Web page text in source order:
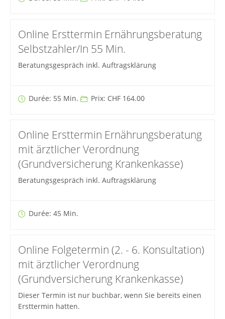
Online Ersttermin Ernährungsberatung
Selbstzahler/In 55 Min.
Beratungsgespräch inkl. Auftragsklärung
Durée: 55 Min. Prix: CHF 164.00
Online Ersttermin Ernährungsberatung
mit ärztlicher Verordnung
(Grundversicherung Krankenkasse)
Beratungsgespräch inkl. Auftragsklärung
Durée: 45 Min.
Online Folgetermin (2. - 6. Konsultation)
mit ärztlicher Verordnung
(Grundversicherung Krankenkasse)
Dieser Termin ist nur buchbar, wenn Sie bereits einen
Ersttermin hatten.